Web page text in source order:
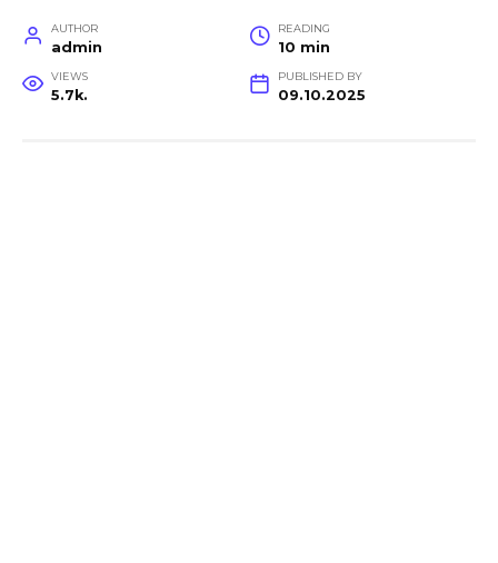
AUTHOR
admin
READING
10 min
VIEWS
5.7k.
PUBLISHED BY
09.10.2025